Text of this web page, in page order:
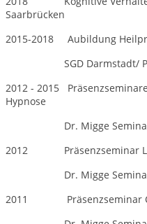
Saarbrücken
2015-2018 Aubildung
SGD Darmstadt/
2012 - 2015
Hypnose
Dr. Migge
2012 Präsenzseminar
Dr. Migge Seminare
2011 Präsenzseminar